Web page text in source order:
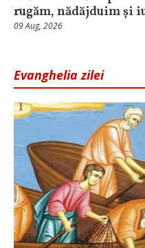
rugăm, nădăjduim și
09 Aug, 2026
Evanghelia zilei